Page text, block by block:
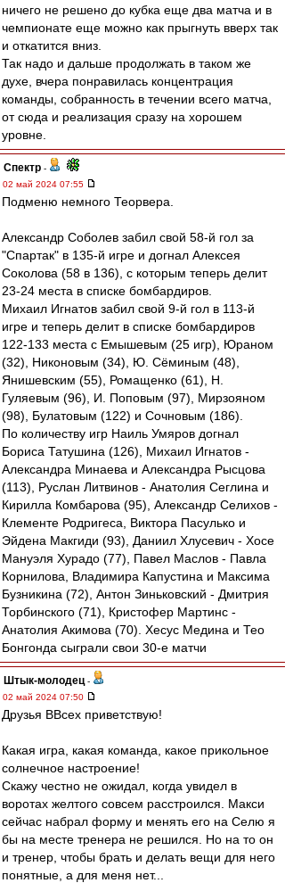
ничего не решено до кубка еще два матча и в
чемпионате еще можно как прыгнуть вверх так
и откатится вниз.
Так надо и дальше продолжать в таком же
духе, вчера понравилась концентрация
команды, собранность в течении всего матча,
от сюда и реализация сразу на хорошем
уровне.
Спектр -
02 май 2024 07:55
Подменю немного Теорвера.
Александр Соболев забил свой 58-й гол за
"Спартак" в 135-й игре и догнал Алексея
Соколова (58 в 136), с которым теперь делит
23-24 места в списке бомбардиров.
Михаил Игнатов забил свой 9-й гол в 113-й
игре и теперь делит в списке бомбардиров
122-133 места с Емышевым (25 игр), Юраном
(32), Никоновым (34), Ю. Сёминым (48),
Янишевским (55), Ромащенко (61), Н.
Гуляевым (96), И. Поповым (97), Мирзояном
(98), Булатовым (122) и Сочновым (186).
По количеству игр Наиль Умяров догнал
Бориса Татушина (126), Михаил Игнатов -
Александра Минаева и Александра Рысцова
(113), Руслан Литвинов - Анатолия Сеглина и
Кирилла Комбарова (95), Александр Селихов -
Клементе Родригеса, Виктора Пасулько и
Эйдена Макгиди (93), Даниил Хлусевич - Хосе
Мануэля Хурадо (77), Павел Маслов - Павла
Корнилова, Владимира Капустина и Максима
Бузникина (72), Антон Зиньковский - Дмитрия
Торбинского (71), Кристофер Мартинс -
Анатолия Акимова (70). Хесус Медина и Тео
Бонгонда сыграли свои 30-е матчи
Штык-молодец -
02 май 2024 07:50
Друзья ВВсех приветствую!
Какая игра, какая команда, какое прикольное
солнечное настроение!
Скажу честно не ожидал, когда увидел в
воротах желтого совсем расстроился. Макси
сейчас набрал форму и менять его на Селю я
бы на месте тренера не решился. Но на то он
и тренер, чтобы брать и делать вещи для него
понятные, а для меня нет...